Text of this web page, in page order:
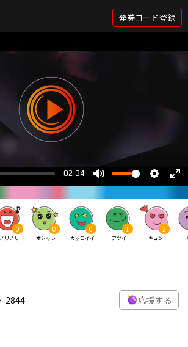
発券コード登録
0
ノリノリ
0
オシャレ
0
カッコイイ
1
アツイ
2
キュン
2844 応援する